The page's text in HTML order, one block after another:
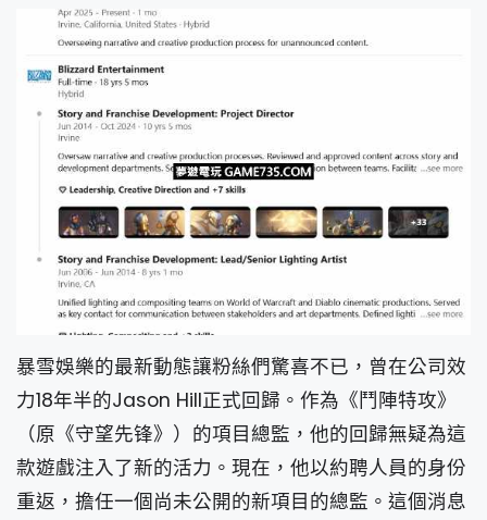
暴雪娛樂的最新動態讓粉絲們驚喜不已，曾在公司效
力18年半的Jason Hill正式回歸。作為《鬥陣特攻》
（原《守望先锋》）的項目總監，他的回歸無疑為這
款遊戲注入了新的活力。現在，他以約聘人員的身份
重返，擔任一個尚未公開的新項目的總監。這個消息